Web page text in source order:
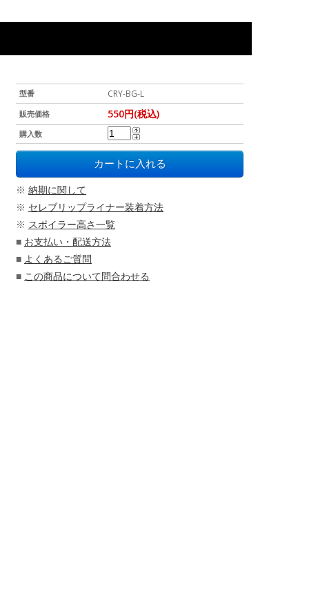
型番 CRY-BG-L
販売価格 550円(税込)
購入数
※ 納期に関して
※ セレブリップライナー装着方法
※ スポイラー高さ一覧
■ お支払い・配送方法
■ よくあるご質問
■ この商品について問合わせる